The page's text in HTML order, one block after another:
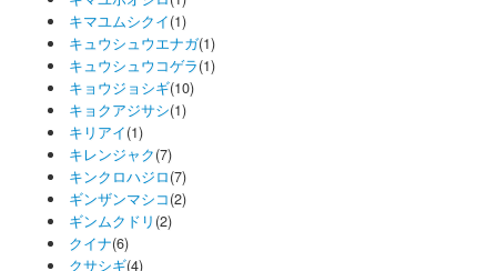
キマユムシクイ(1)
キュウシュウエナガ(1)
キュウシュウコゲラ(1)
キョウジョシギ(10)
キョクアジサシ(1)
キリアイ(1)
キレンジャク(7)
キンクロハジロ(7)
ギンザンマシコ(2)
ギンムクドリ (2)
クイナ(6)
クサシギ(4)